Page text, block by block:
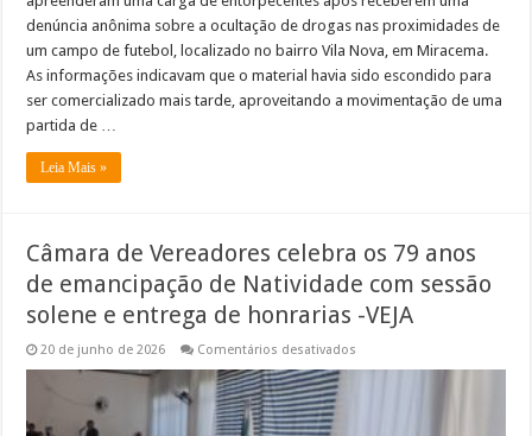
denúncia anônima sobre a ocultação de drogas nas proximidades de
um campo de futebol, localizado no bairro Vila Nova, em Miracema.
As informações indicavam que o material havia sido escondido para
ser comercializado mais tarde, aproveitando a movimentação de uma
partida de …
Leia Mais »
Câmara de Vereadores celebra os 79 anos
de emancipação de Natividade com sessão
solene e entrega de honrarias -VEJA
20 de junho de 2026 Comentários desativados